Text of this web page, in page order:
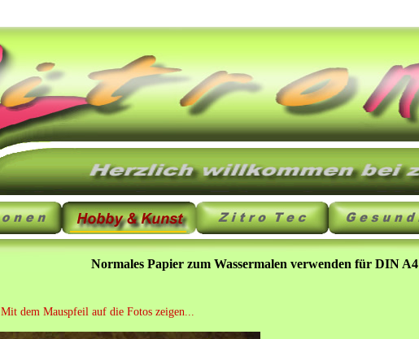
Normales Papier zum Wassermalen verwenden für DIN A4
Mit dem Mauspfeil auf die Fotos zeigen...